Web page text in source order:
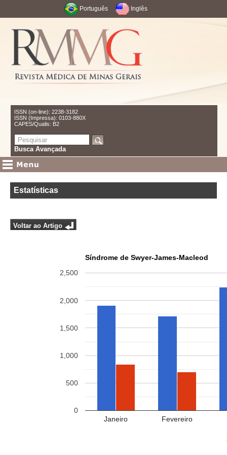
Português Inglês
ISSN (on-line): 2238-3182
ISSN (Impressa): 0103-880X
CAPES/Qualis: B2
Busca Avançada
Estatísticas
Voltar ao Artigo
Síndrome de Swyer-James-Macleod
Janeiro Fevereiro
0
500
1,000
1,500
2,000
2,500